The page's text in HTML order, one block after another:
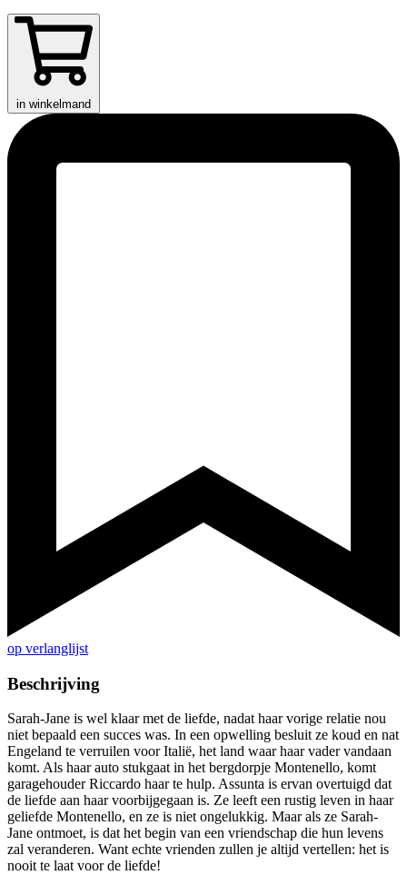
in winkelmand
op verlanglijst
Beschrijving
Sarah-Jane is wel klaar met de liefde, nadat haar vorige relatie nou
niet bepaald een succes was. In een opwelling besluit ze koud en nat
Engeland te verruilen voor Italië, het land waar haar vader vandaan
komt. Als haar auto stukgaat in het bergdorpje Montenello, komt
garagehouder Riccardo haar te hulp. Assunta is ervan overtuigd dat
de liefde aan haar voorbijgegaan is. Ze leeft een rustig leven in haar
geliefde Montenello, en ze is niet ongelukkig. Maar als ze Sarah-
Jane ontmoet, is dat het begin van een vriendschap die hun levens
zal veranderen. Want echte vrienden zullen je altijd vertellen: het is
nooit te laat voor de liefde!